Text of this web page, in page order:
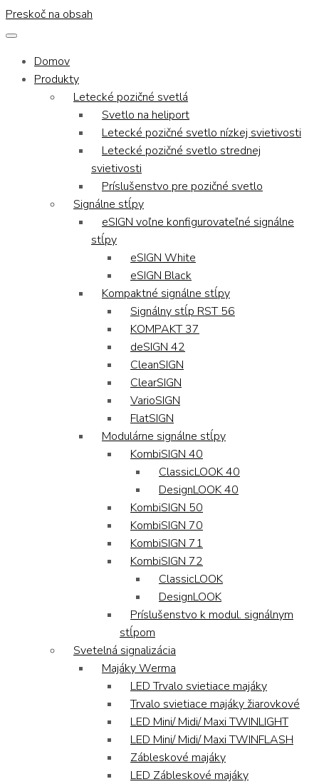
Preskoč na obsah
Domov
Produkty
Letecké pozičné svetlá
Svetlo na heliport
Letecké pozičné svetlo nízkej svietivosti
Letecké pozičné svetlo strednej
svietivosti
Príslušenstvo pre pozičné svetlo
Signálne stĺpy
eSIGN voľne konfigurovateľné signálne
stĺpy
eSIGN White
eSIGN Black
Kompaktné signálne stĺpy
Signálny stĺp RST 56
KOMPAKT 37
deSIGN 42
CleanSIGN
ClearSIGN
VarioSIGN
FlatSIGN
Modulárne signálne stĺpy
KombiSIGN 40
ClassicLOOK 40
DesignLOOK 40
KombiSIGN 50
KombiSIGN 70
KombiSIGN 71
KombiSIGN 72
ClassicLOOK
DesignLOOK
Príslušenstvo k modul. signálnym
stĺpom
Svetelná signalizácia
Majáky Werma
LED Trvalo svietiace majáky
Trvalo svietiace majáky žiarovkové
LED Mini/ Midi/ Maxi TWINLIGHT
LED Mini/ Midi/ Maxi TWINFLASH
Zábleskové majáky
LED Zábleskové majáky